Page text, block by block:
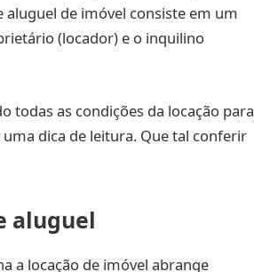
de imóvel consiste em um
(locador) e o inquilino
todas as condições da locação para
dica de leitura. Que tal conferir
aluguel
a locação de imóvel abrange